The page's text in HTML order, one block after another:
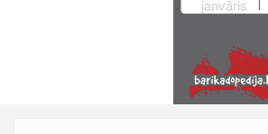
janvāris